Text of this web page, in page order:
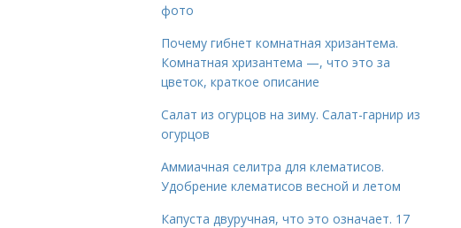
фото
Почему гибнет комнатная хризантема.
Комнатная хризантема —, что это за
цветок, краткое описание
Салат из огурцов на зиму. Салат-гарнир из
огурцов
Аммиачная селитра для клематисов.
Удобрение клематисов весной и летом
Капуста двуручная, что это означает. 17